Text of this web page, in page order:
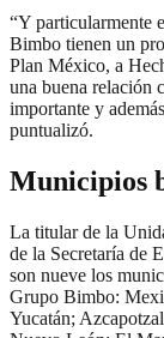
“Y particularmente
Bimbo tienen un
Plan México, a
una buena relación
importante y
puntualizó.
Municipios
La titular de la
de la Secretaría de
son nueve los
Grupo Bimbo:
Yucatán;